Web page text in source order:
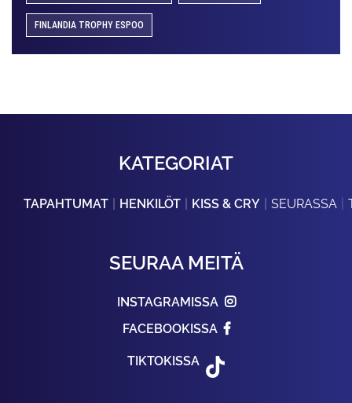
FINLANDIA TROPHY ESPOO
KATEGORIAT
TAPAHTUMAT HENKILÖT KISS & CRY SEURASSA
SEURAA MEITÄ
INSTAGRAMISSA
FACEBOOKISSA
TIKTOKISSA